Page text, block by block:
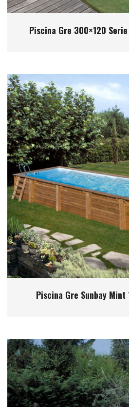
Piscina Gre 300×120
Piscina Gre Sunbay